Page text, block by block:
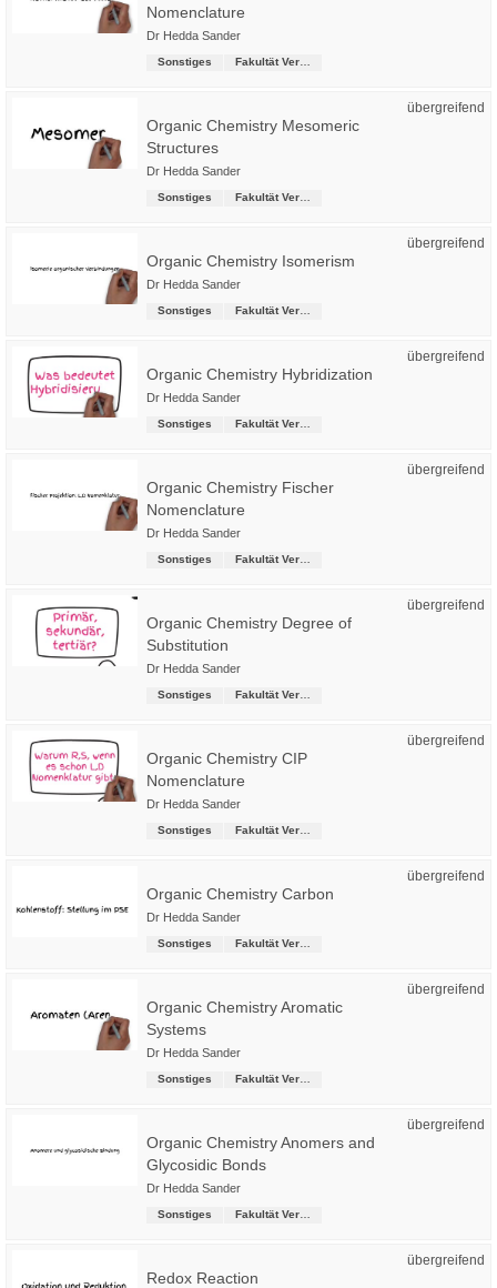
Nomenclature
Dr Hedda Sander
Sonstiges
übergreifend
Organic Chemistry Mesomeric
Structures
Dr Hedda Sander
Sonstiges
übergreifend
Organic Chemistry Isomerism
Dr Hedda Sander
Sonstiges
übergreifend
Organic Chemistry Hybridization
Dr Hedda Sander
Sonstiges
übergreifend
Organic Chemistry Fischer
Nomenclature
Dr Hedda Sander
Sonstiges
übergreifend
Organic Chemistry Degree of
Substitution
Dr Hedda Sander
Sonstiges
übergreifend
Organic Chemistry CIP
Nomenclature
Dr Hedda Sander
Sonstiges
übergreifend
Organic Chemistry Carbon
Dr Hedda Sander
Sonstiges
übergreifend
Organic Chemistry Aromatic
Systems
Dr Hedda Sander
Sonstiges
übergreifend
Organic Chemistry Anomers and
Glycosidic Bonds
Dr Hedda Sander
Sonstiges
übergreifend
Redox Reaction